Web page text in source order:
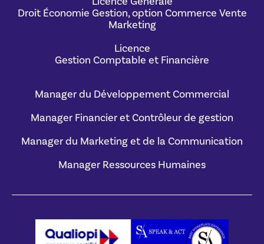
Droit Économie Gestion, option Commerce Vente
Marketing
Licence
Gestion Comptable et Financière
Manager du Développement Commercial
Manager Financier et Contrôleur de gestion
Manager du Marketing et de la Communication
Manager Ressources Humaines